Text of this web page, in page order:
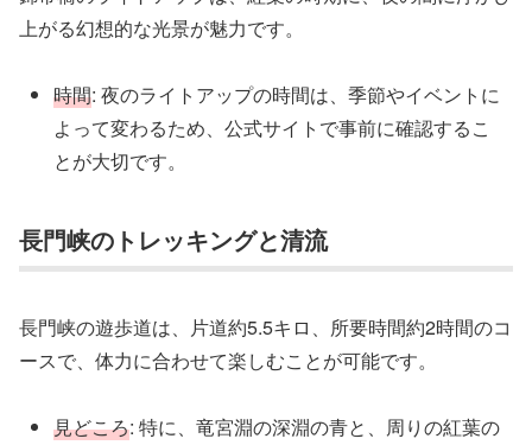
上がる幻想的な光景が魅力です。
時間: 夜のライトアップの時間は、季節やイベントに
よって変わるため、公式サイトで事前に確認するこ
とが大切です。
長門峡のトレッキングと清流
長門峡の遊歩道は、片道約5.5キロ、所要時間約2時間のコ
ースで、体力に合わせて楽しむことが可能です。
見どころ: 特に、竜宮淵の深淵の青と、周りの紅葉の